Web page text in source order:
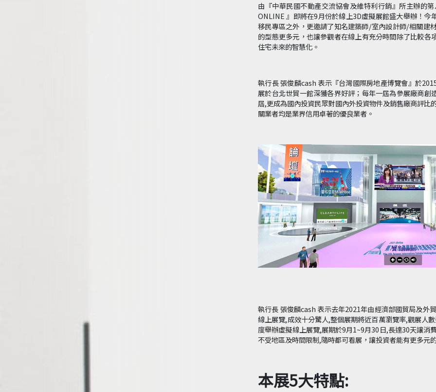
由『中華民國不動產交流協會及維特利行銷』所主辦的
ONLINE 』即將在9月份於線上3D虛擬展館盛大舉辦！今
移民專區之外，更邀請了知名建築師/室內設計師/相關建
的型態更多元，也讓參觀者在線上有充分時間除了比較各
住宅未來的智慧化。
執行長 張俊麟cash 表示『台灣國際房地產博覽會』於
展於台北世貿一館深獲各界好評；每年一屆為參展廠商創
屆,更成為國內投資民眾對國內外投資物件及銷售廠商評比
關業者均是業界信用卓著的優良業者。
執行長 張俊麟cash 表示去年2021年由經濟部國貿局及外
線上展覽,成效十分驚人,整個展期將近百萬瀏覽率,觀展人
度舉辦虛擬線上展覽,展期於9月1~9月30日,長達30天讓消
不受地區及時間限制,隨時都可看展，讓投資者能有更多元
本展5大特點: